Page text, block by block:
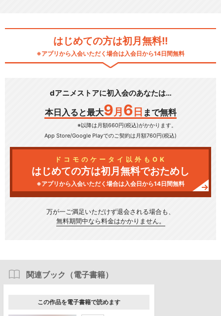
はじめての方は初月無料!!
※アプリから入会いただく場合は入会日から14日間無料
dアニメストアに初入会のあなたは…
本日入ると最大9 月 6 日 まで無料
※以降は月額660円(税込)がかかります。
App Store/Google Playでのご契約は月額760円(税込)
ドコモのケータイ以外もOK
はじめての方は初月無料でおためし
※アプリから入会いただく場合は入会日から14日間無料
万が一ご満足いただけず退会される場合も、
無料期間中なら料金はかかりません。
関連ブック（電子書籍）
この作品を電子書籍で読めます